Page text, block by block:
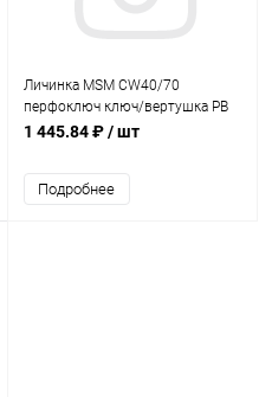
Личинка MSM CW40/70
перфоключ ключ/вертушка PB
Полированная латунь
1 445.84 ₽/ шт
Подробнее